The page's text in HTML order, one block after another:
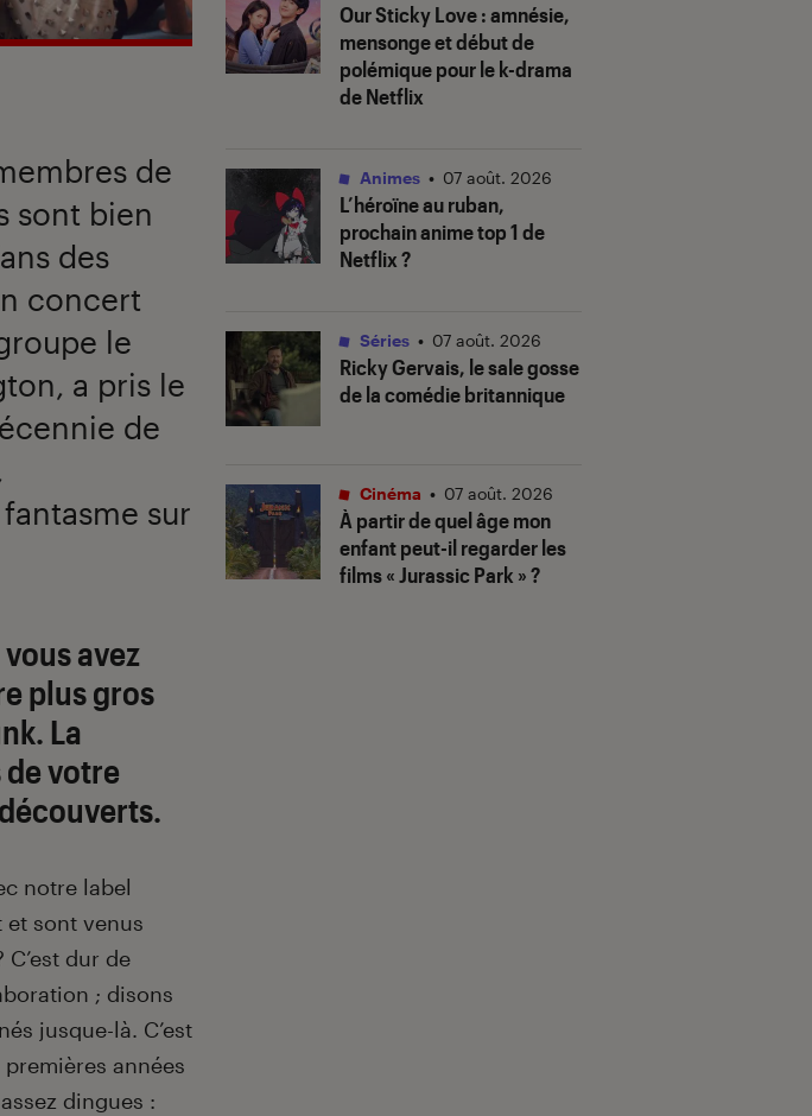
de
sont bien
des
concert
le
a pris le
de
sur
avez
plus gros
. La
de votre
notre label
sont venus
dur de
; disons
jusque-là. C’est
années
dingues :
Our Sticky Love: amnésie,
mensonge et début de
polémique pour le k-drama
de Netflix
L’héroïne au ruban,
prochain anime top 1 de
Netflix ?
Animes • 07 août. 2026
Ricky Gervais, le sale gosse
de la comédie britannique
Séries • 07 août. 2026
À partir de quel âge mon
enfant peut-il regarder les
films « Jurassic Park » ?
Cinéma • 07 août. 2026